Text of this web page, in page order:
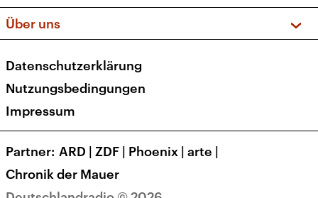
Apps
Newsletter
Veranstaltungen
Social Media
Über uns
Presse
Karriere
Transparenz
Datenschutzerklärung
Nutzungsbedingungen
Impressum
Partner ARD | ZDF | Phoenix | arte |
Chronik der Mauer